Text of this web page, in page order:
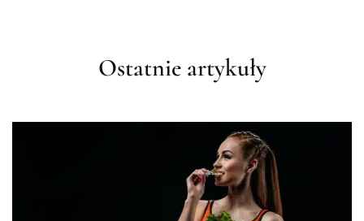
Ostatnie artykuły